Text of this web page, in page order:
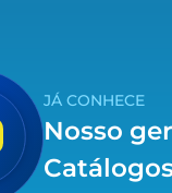
JÁ CONHECE
Nosso